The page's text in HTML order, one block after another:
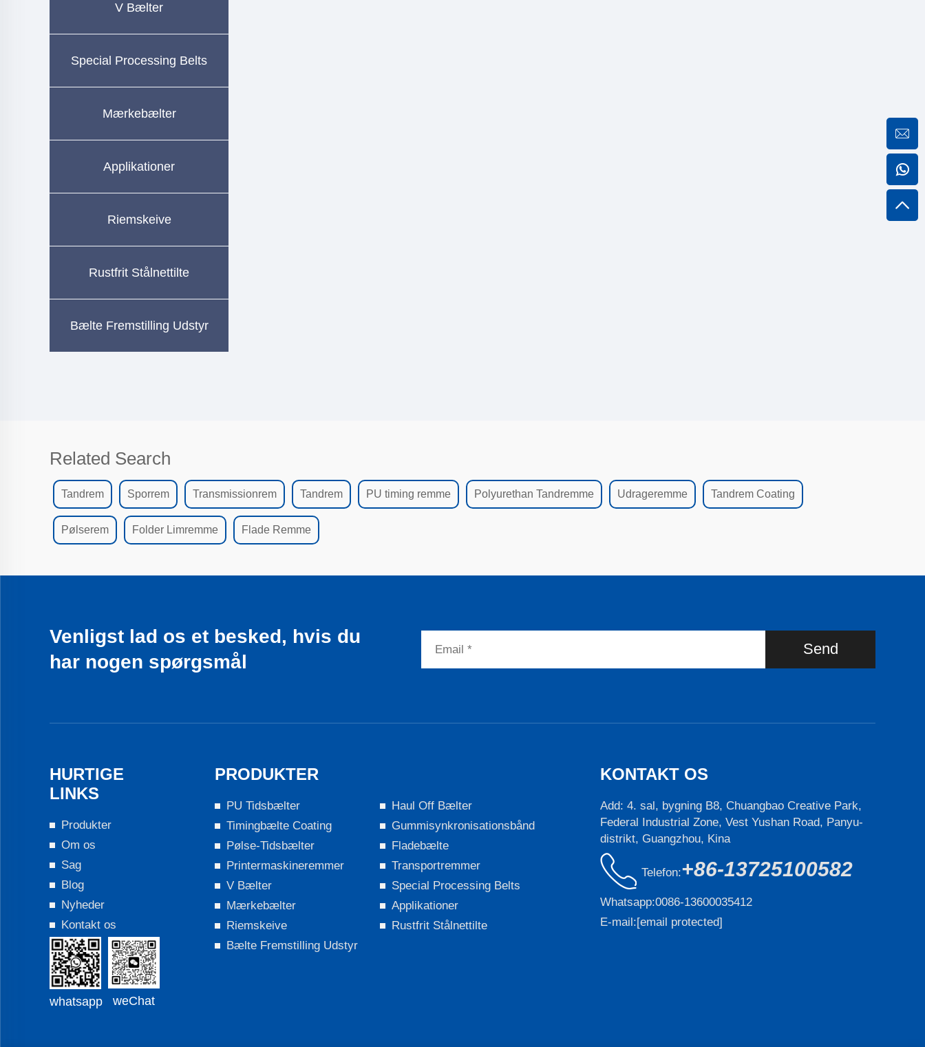
V Bælter
Special Processing Belts
Mærkebælter
Applikationer
Riemskeive
Rustfrit Stålnettilte
Bælte Fremstilling Udstyr
Related Search
Tandrem Sporrem Transmissionrem Tandrem PU timing remme Polyurethan Tandremme Udrageremme Tandrem Coating
Pølserem Folder Limremme Flade Remme
Venligst lad os et besked, hvis du
har nogen spørgsmål
Send
HURTIGE
LINKS
Produkter
Om os
Sag
Blog
Nyheder
Kontakt os
whatsapp weChat
PRODUKTER
PU Tidsbælter
Haul Off Bælter
Timingbælte Coating
Gummisynkronisationsbånd
Pølse-Tidsbælter
Fladebælte
Printermaskineremmer
Transportremmer
V Bælter
Special Processing Belts
Mærkebælter
Applikationer
Riemskeive
Rustfrit Stålnettilte
Bælte Fremstilling Udstyr
KONTAKT OS
Add: 4. sal, bygning B8, Chuangbao Creative Park,
Federal Industrial Zone, Vest Yushan Road, Panyu-
distrikt, Guangzhou, Kina
Telefon:+86-13725100582
Whatsapp:0086-13600035412
E-mail:[email protected]